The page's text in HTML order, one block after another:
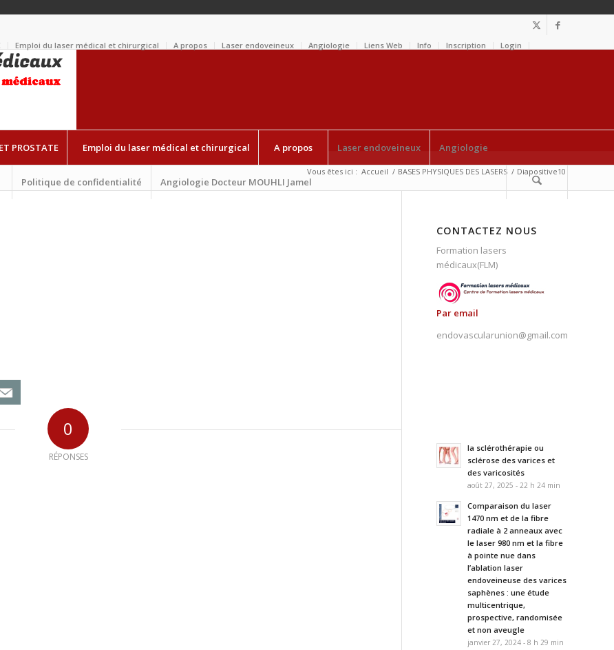
Emploi du laser médical et chirurgical A propos Laser endoveineux Angiologie Liens Web Info Inscription Login
PROSTATE Emploi du laser médical et chirurgical A propos Laser endoveineux Angiologie
Politique de confidentialité Angiologie Docteur MOUHLI Jamel
Vous êtes ici : Accueil / BASES PHYSIQUES DES LASERS / Diapositive10
0
RÉPONSES
CONTACTEZ NOUS
Formation lasers
médicaux(FLM)
Par email
endovascularunion@gmail.com
la sclérothérapie ou
sclérose des varices et
des varicosités
août 27, 2025 - 22 h 24 min
Comparaison du laser
1470 nm et de la fibre
radiale à 2 anneaux avec
le laser 980 nm et la fibre
à pointe nue dans
l’ablation laser
endoveineuse des varices
saphènes : une étude
multicentrique,
prospective, randomisée
et non aveugle
janvier 27, 2024 - 8 h 29 min